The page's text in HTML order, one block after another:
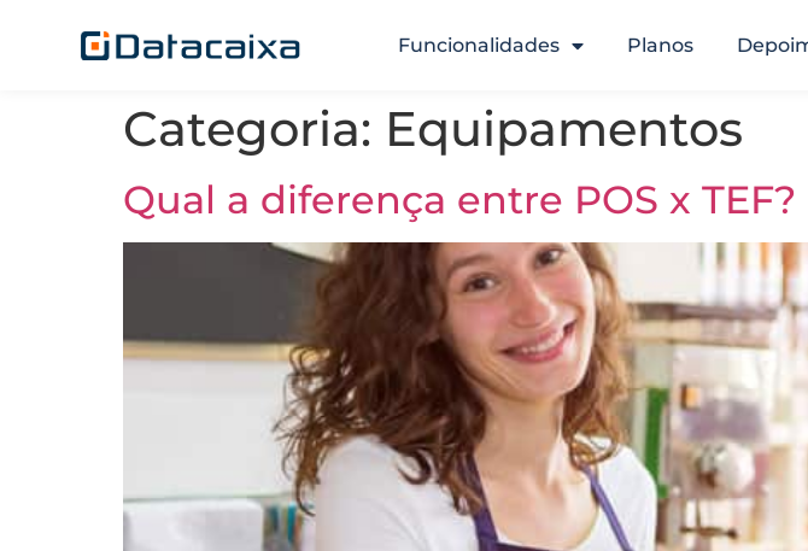
Funcionalidades Planos
Categoria: Equipamentos
Qual a diferença entre POS x TEF?